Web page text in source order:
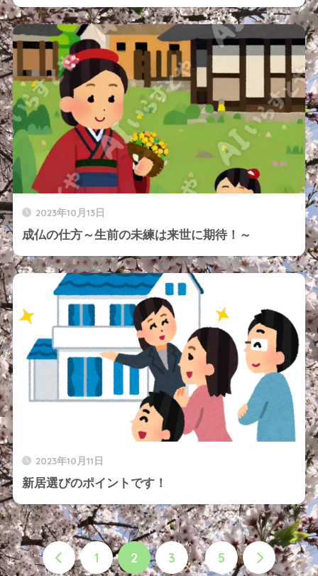
2023年10月13日
成仏の仕方～生前の未練は来世に期待！～
2023年10月11日
新居選びのポイントです！
1 2 3 … 5